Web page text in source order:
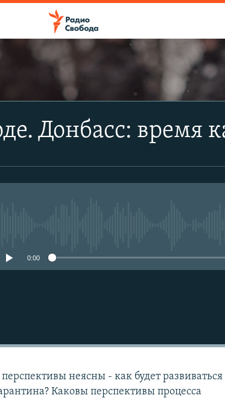
CastBox
Донбасс: время
0:00
неясны - как будет развиваться
Каковы перспективы процесса